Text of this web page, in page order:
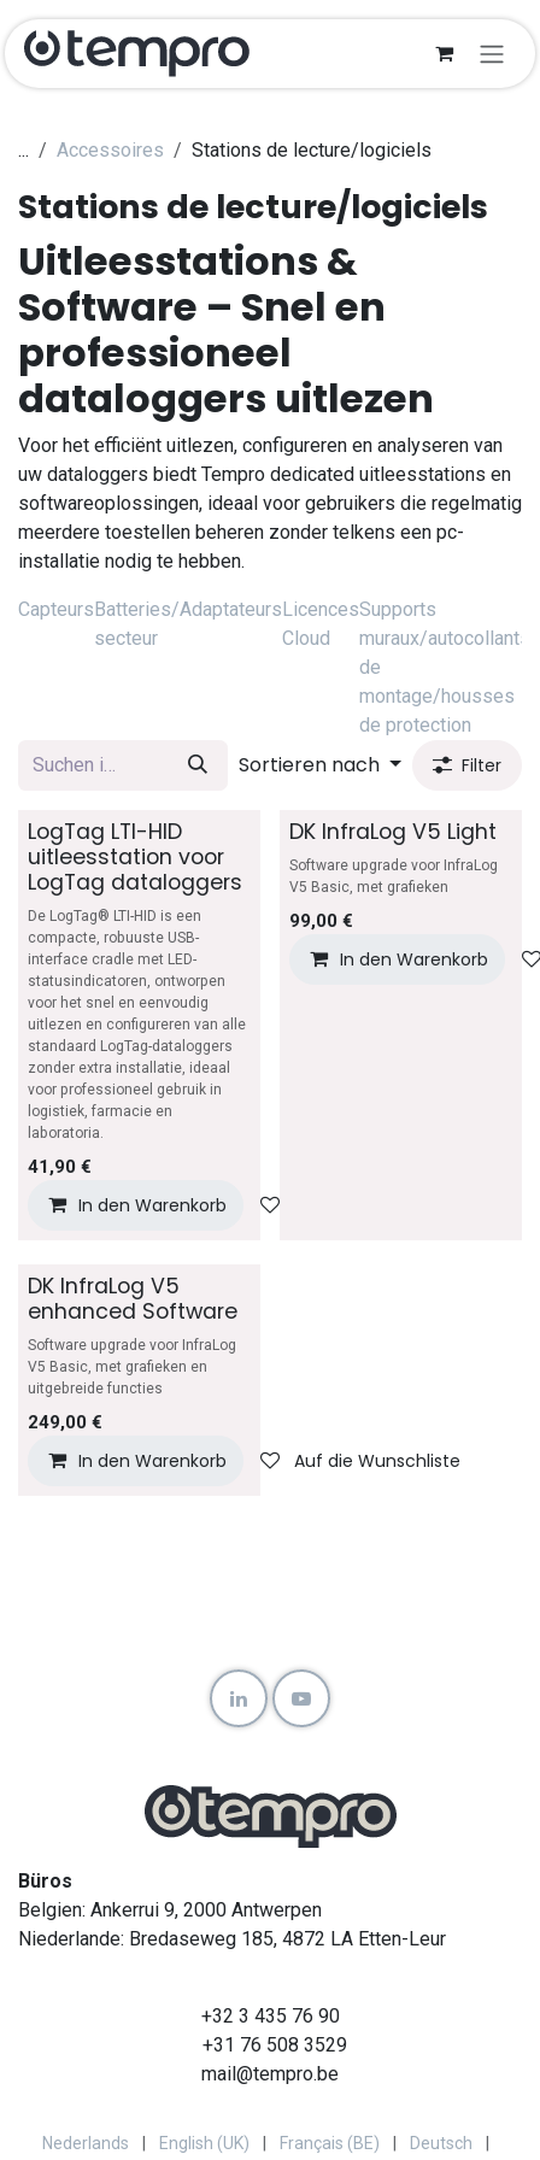
Zum Inhalt springen
... Accessoires Stations de lecture/logiciels
Stations de lecture/logiciels
Uitleesstations &
Software – Snel en
professioneel
dataloggers uitlezen
Voor het efficiënt uitlezen, configureren en analyseren van
uw dataloggers biedt Tempro dedicated uitleesstations en
softwareoplossingen, ideaal voor gebruikers die regelmatig
meerdere toestellen beheren zonder telkens een pc-
installatie nodig te hebben.
CapteursBatteries/Adaptateurs
secteur
Licences
Cloud
Supports
muraux/autocollants
de
montage/housses
de protection
Sortieren nach Filter
LogTag LTI-HID
uitleesstation voor
LogTag dataloggers
De LogTag® LTI-HID is een
compacte, robuuste USB-
interface cradle met LED-
statusindicatoren, ontworpen
voor het snel en eenvoudig
uitlezen en configureren van alle
standaard LogTag-dataloggers
zonder extra installatie, ideaal
voor professioneel gebruik in
logistiek, farmacie en
laboratoria.
41,90 €
In den Warenkorb
DK InfraLog V5 Light
Software upgrade voor InfraLog
V5 Basic, met grafieken
99,00€
In den Warenkorb
DK InfraLog V5
enhanced Software
Software upgrade voor InfraLog
V5 Basic, met grafieken en
uitgebreide functies
249,00 €
In den Warenkorb Auf die Wunschliste
Büros
Belgien: Ankerrui 9, 2000 Antwerpen
Niederlande: Bredaseweg 185, 4872 LA Etten-Leur
+32 3 435 76 90
+31 76 508 3529
mail@tempro.be
Nederlands English (UK) Français (BE) Deutsch